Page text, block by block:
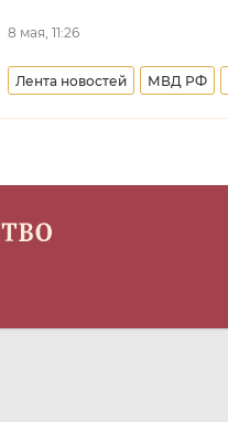
8 мая, 11:26
Лента новостей МВД РФ